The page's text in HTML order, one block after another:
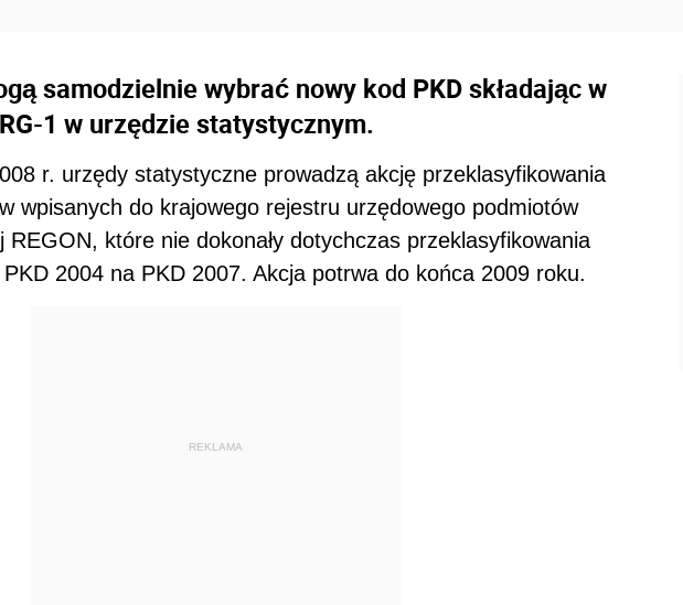
samodzielnie wybrać nowy kod PKD składając w
1 w urzędzie statystycznym.
r. urzędy statystyczne prowadzą akcję przeklasyfikowania
wpisanych do krajowego rejestru urzędowego podmiotów
REGON, które nie dokonały dotychczas przeklasyfikowania
PKD 2004 na PKD 2007. Akcja potrwa do końca 2009 roku.
REKLAMA